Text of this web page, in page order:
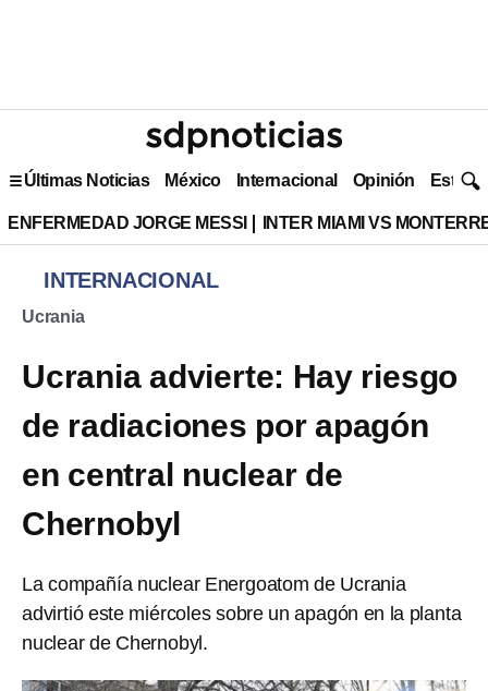
Últimas Noticias México Internacional Opinión Estilo
ENFERMEDAD JORGE MESSI INTER MIAMI VS
INTERNACIONAL
Ucrania
Ucrania advierte: Hay riesgo
de radiaciones por apagón
en central nuclear de
Chernobyl
La compañía nuclear Energoatom de Ucrania
advirtió este miércoles sobre un apagón en la planta
nuclear de Chernobyl.